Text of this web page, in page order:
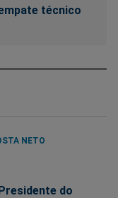
técnico
NETO
do